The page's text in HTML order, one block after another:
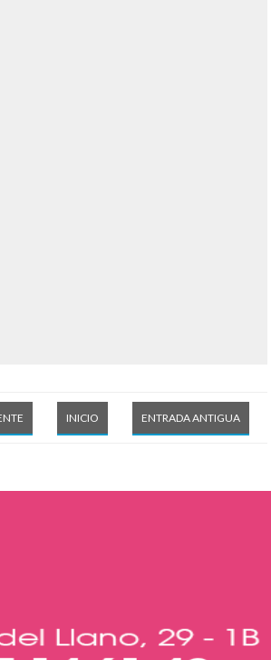
ENTRADA ANTIGUA
INICIO